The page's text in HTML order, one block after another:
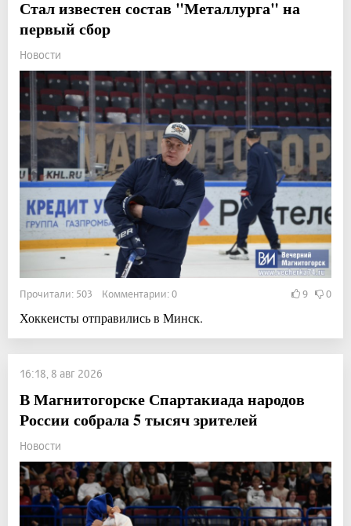
Стал известен состав "Металлурга" на
первый сбор
Новости
Прочитали: 503 Комментарии: 0 9 0
Хоккеисты отправились в Минск.
16:18, 8 авг 2026
В Магнитогорске Спартакиада народов
России собрала 5 тысяч зрителей
Новости